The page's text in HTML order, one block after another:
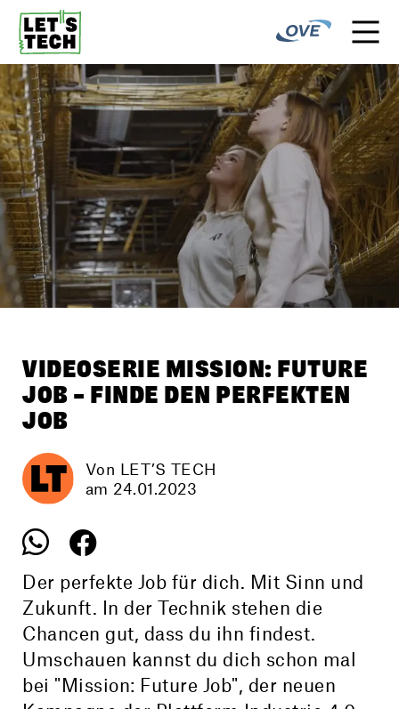
VIDEOSERIE MISSION: FUTURE
JOB – FINDE DEN PERFEKTEN
JOB
Von LET’S TECH
am 24.01.2023
Der perfekte Job für dich. Mit Sinn und
Zukunft. In der Technik stehen die
Chancen gut, dass du ihn findest.
Umschauen kannst du dich schon mal
bei "Mission: Future Job", der neuen